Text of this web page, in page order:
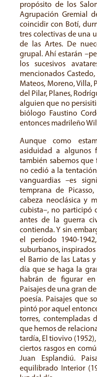
propósito de los
Agrupación Gremial
coincidir con Botí,
tres colectivas de una
de las Artes. De
grupal. Ahí estarán
los sucesivos
mencionados Castedo,
Mateos, Moreno, Villa,
del Pilar, Planes,
alguien que no
biólogo Faustino
entonces madrileño
Aunque como
asiduidad a algunos
también sabemos
no cedió a la
vanguardias –es
temprana de
cabeza neoclásica y
cubista–, no participó
antes de la guerra
contienda. Y sin
el período 1940-
suburbanos,
el Barrio de las Latas
día que se haga la
habrán de figurar
Paisajes de una gran
poesía. Paisajes que
pintó por aquel
torres, contempladas
que hemos de
tardía, El tiovivo
ciertos rasgos en
Juan Esplandiú.
equilibrado Interior